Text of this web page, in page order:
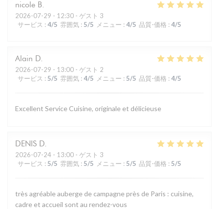
nicole B
2026-07-29 - 12:30 - ゲスト 3
サービス : 4/5 雰囲気 : 5/5 メニュー : 4/5 品質-価格 : 4/5
Alain D
2026-07-29 - 13:00 - ゲスト 2
サービス : 5/5 雰囲気 : 4/5 メニュー : 5/5 品質-価格 : 4/5
Excellent Service Cuisine, originale et délicieuse
DENIS D
2026-07-24 - 13:00 - ゲスト 3
サービス : 5/5 雰囲気 : 5/5 メニュー : 5/5 品質-価格 : 5/5
très agréable auberge de campagne près de Paris : cuisine,
cadre et accueil sont au rendez-vous